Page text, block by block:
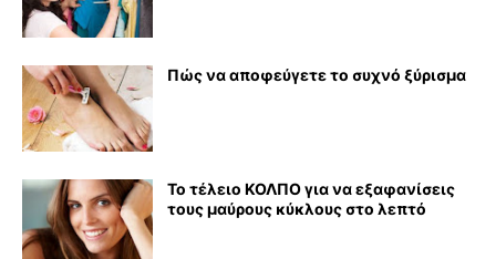
Πώς να αποφεύγετε το συχνό ξύρισμα
Το τέλειο ΚΟΛΠΟ για να εξαφανίσεις
τους μαύρους κύκλους στο λεπτό